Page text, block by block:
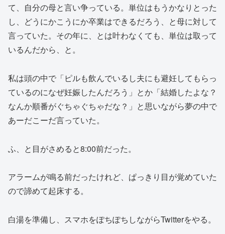
て、自分の母と言い争っている。単位はもうかなりとった
し、どうにかこうにか卒業はできるだろう、と母に対して
言っていた。その年に、とは叶わなくても、単位は取って
いるんだから、と。
私は頭の中で「ピルも飲んでいるし夫にも避妊してもらっ
ているのになぜ妊娠したんだろう」とか「結婚したよな？
なんか順番がぐちゃぐちゃだな？」と思いながら夢の中で
あーだこーだ言っていた。
ふ、と目がさめると8:00前だった。
アラームが鳴る前だったけれど、ぱっきり目が覚めていた
ので諦めて起床する。
白湯を準備し、スマホをぽちぽちしながらTwitterをやる。